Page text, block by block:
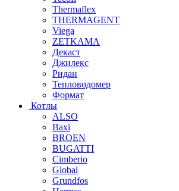
Thermaflex
THERMAGENT
Viega
ZETKAMA
Декаст
Джилекс
Ридан
Тепловодомер
Формат
Котлы
ALSO
Baxi
BROEN
BUGATTI
Cimberio
Global
Grundfos